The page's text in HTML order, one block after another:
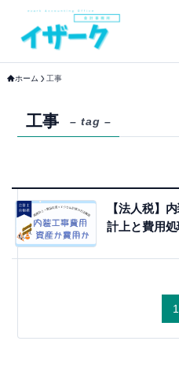
ホーム 工事
工事 – tag –
【法人税】
計上と費用処
1